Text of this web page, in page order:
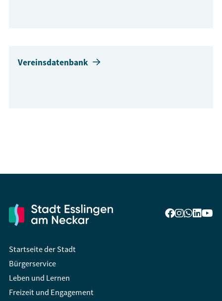
Vereinsdatenbank
Startseite der Stadt
Bürgerservice
Leben und Lernen
Freizeit und Engagement